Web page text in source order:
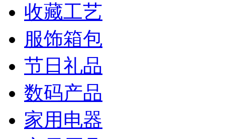
收藏工艺
服饰箱包
节日礼品
数码产品
家用电器